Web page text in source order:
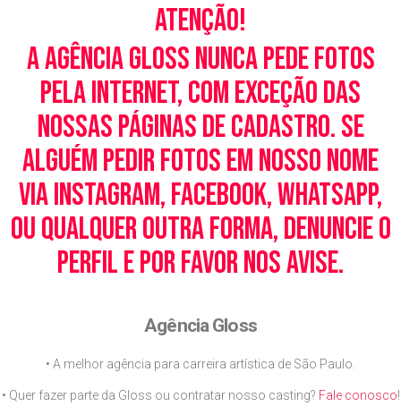
Atenção!
A Agência Gloss nunca pede fotos
pela Internet, com exceção das
nossas páginas de cadastro. Se
alguém pedir fotos em nosso nome
via Instagram, Facebook, WhatsApp,
ou qualquer outra forma, denuncie o
perfil e por favor nos avise.
Agência Gloss
• A melhor agência para carreira artística de São Paulo.
• Quer fazer parte da Gloss ou contratar nosso casting? Fale conosco!